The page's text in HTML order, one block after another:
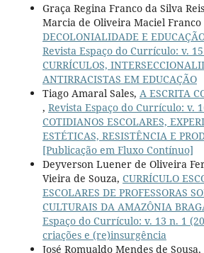
Graça Regina Franco da Silva
Marcia de Oliveira Maciel Franco
DECOLONIALIDADE E
Revista Espaço do Currículo: v.
CURRÍCULOS,
ANTIRRACISTAS EM EDUCAÇÃO
Tiago Amaral Sales, A ESCRITA
, Revista Espaço do Currículo: v.
COTIDIANOS ESCOLARES,
ESTÉTICAS, RESISTÊNCIA E
[Publicação em Fluxo Contínuo]
Deyverson Luener de Oliveira
Vieira de Souza, CURRÍCULO
ESCOLARES DE PROFESSORAS
CULTURAIS DA AMAZÔNIA
Espaço do Currículo: v. 13 n. 1
criações e (re)insurgência
José Romualdo Mendes de